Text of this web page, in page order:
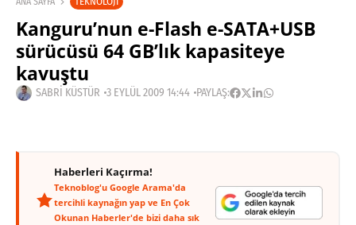
Kanguru’nun e-Flash e-SATA+USB
sürücüsü 64 GB’lık kapasiteye
kavuştu
SABRI KÜSTÜR 3 EYLÜL 2009 14:44 PAYLAŞ:
Haberleri Kaçırma!
Teknoblog'u Google Arama'da
tercihli kaynağın yap ve En Çok
Okunan Haberler'de bizi daha sık